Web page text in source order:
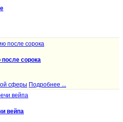
сорока
сферы Подробнее ...
вейпа